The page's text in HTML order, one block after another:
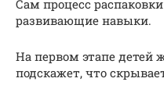
Сам процесс
развивающие навыки.
На первом этапе детей
подскажет, что